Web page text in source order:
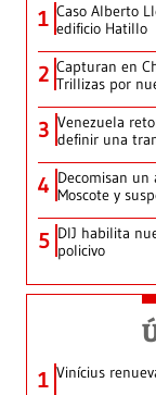
1 Caso Alberto
edificio Hatillo
2 Capturan en
Trillizas por
3 Venezuela
definir una
4 Decomisan
Moscote y
5 DIJ habilita
policivo
1 Vinícius